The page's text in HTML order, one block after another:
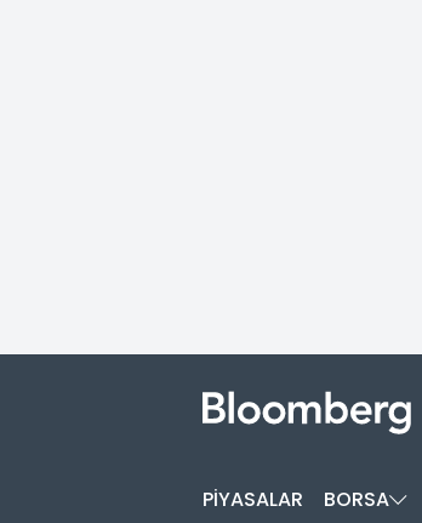
PİYASALAR BORSA